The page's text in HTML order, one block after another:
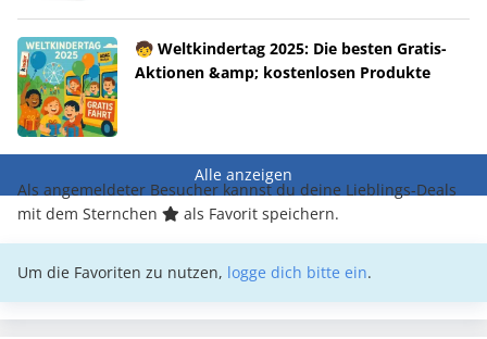
🧒 Weltkindertag 2025: Die besten Gratis-
Aktionen &amp; kostenlosen Produkte
Alle anzeigen
Als angemeldeter Besucher kannst du deine Lieblings-Deals
mit dem Sternchen
als Favorit speichern.
Um die Favoriten zu nutzen, logge dich bitte ein.